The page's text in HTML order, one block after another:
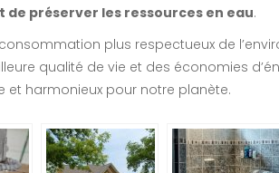
préserver les ressources en eau.
plus respectueux de
qualité de vie et des économies
harmonieux pour notre planète.